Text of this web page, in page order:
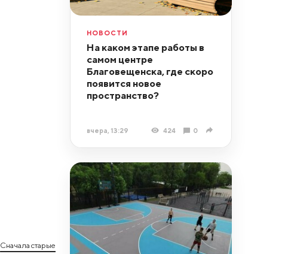
Сначала старые
НОВОСТИ
На каком этапе работы в
самом центре
Благовещенска, где скоро
появится новое
пространство?
вчера, 13:29 424 0